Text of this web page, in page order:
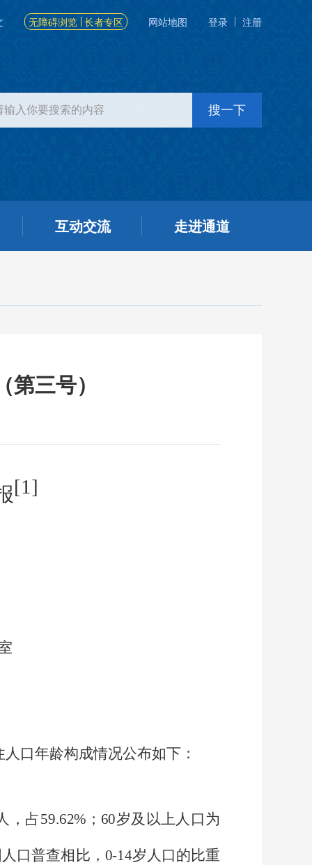
无障碍浏览 长者专区 网站地图 登录 注册
互动交流 走进通道
三号）
[1]
口年龄构成情况公布如下：
，占59.62% ； 60岁及以上人口为
口普查相比， 0-14岁人口的比重